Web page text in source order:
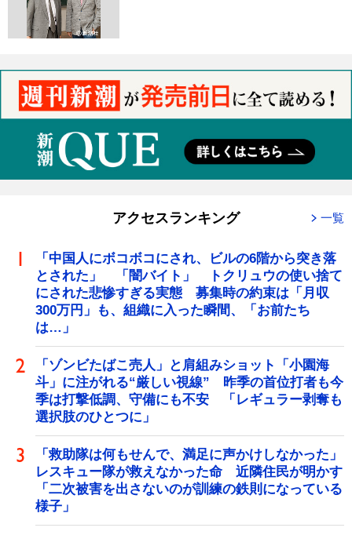
アクセスランキング 一覧
「中国人にボコボコにされ、ビルの6階から突き落
とされた」 「闇バイト」 トクリュウの使い捨て
にされた悲惨すぎる実態 募集時の約束は「月収
300万円」も、組織に入った瞬間、「お前たち
は…」
「ゾンビたばこ売人」と肩組みショット「小園海
斗」に注がれる“厳しい視線” 昨季の首位打者も今
季は打撃低調、守備にも不安 「レギュラー剥奪も
選択肢のひとつに」
「救助隊は何もせんで、満足に声かけしなかった」
レスキュー隊が救えなかった命 近隣住民が明かす
「二次被害を出さないのが訓練の鉄則になっている
様子」